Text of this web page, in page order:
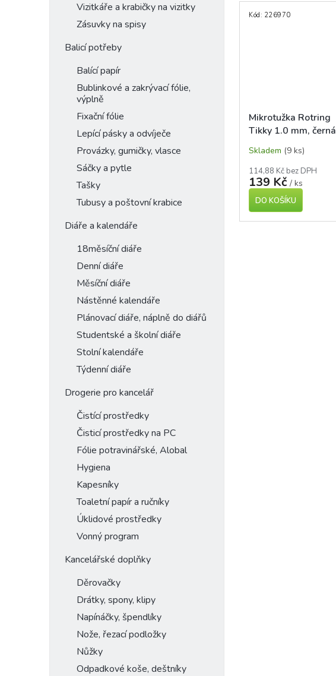
Vizitkáře a krabičky na vizitky
Zásuvky na spisy
Balicí potřeby
Balící papír
Bublinkové a zakrývací fólie,
výplně
Fixační fólie
Lepící pásky a odvíječe
Provázky, gumičky, vlasce
Sáčky a pytle
Tašky
Tubusy a poštovní krabice
Diáře a kalendáře
18měsíční diáře
Denní diáře
Měsíční diáře
Nástěnné kalendáře
Plánovací diáře, náplně do diářů
Studentské a školní diáře
Stolní kalendáře
Týdenní diáře
Drogerie pro kancelář
Čistící prostředky
Čisticí prostředky na PC
Fólie potravinářské, Alobal
Hygiena
Kapesníky
Toaletní papír a ručníky
Úklidové prostředky
Vonný program
Kancelářské doplňky
Děrovačky
Drátky, spony, klipy
Napínáčky, špendlíky
Nože, řezací podložky
Nůžky
Odpadkové koše, deštníky
Mikrotužka Rotring
Tikky 1.0 mm, černá
Skladem (9 ks)
114,88 Kč bez DPH
139 Kč / ks
DO KOŠÍKU
Kód: 226970